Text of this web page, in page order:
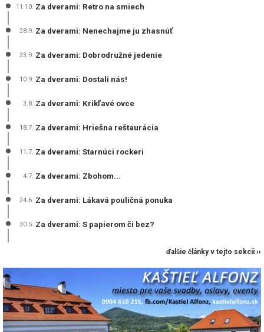
11.10. Za dverami: Retro na smiech
28.9. Za dverami: Nenechajme ju zhasnúť
23.9. Za dverami: Dobrodružné jedenie
10.9. Za dverami: Dostali nás!
3.8. Za dverami: Krikľavé ovce
18.7. Za dverami: Hriešna reštaurácia
11.7. Za dverami: Starnúci rockeri
4.7. Za dverami: Zbohom...
24.6. Za dverami: Lákavá pouličná ponuka
30.5. Za dverami: S papierom či bez?
ďalšie články v tejto sekcii ››